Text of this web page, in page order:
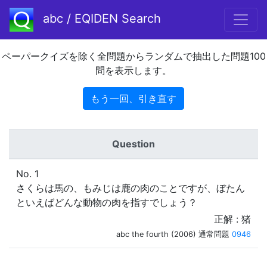
abc / EQIDEN Search
ペーパークイズを除く全問題からランダムで抽出した問題100
問を表示します。
もう一回、引き直す
Question
No. 1
さくらは馬の、もみじは鹿の肉のことですが、ぼたん
といえばどんな動物の肉を指すでしょう？
正解 : 猪
abc the fourth (2006) 通常問題 0946